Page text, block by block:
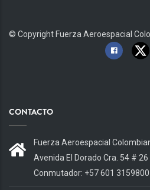
© Copyright Fuerza Aeroespacial
CONTACTO
Fuerza Aeroespacial
Avenida El Dorado Cra. 54 # 26
Conmutador: +57 601 3159800